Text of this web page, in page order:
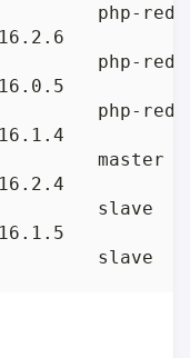
php-
php-
php-
master
slave
slave